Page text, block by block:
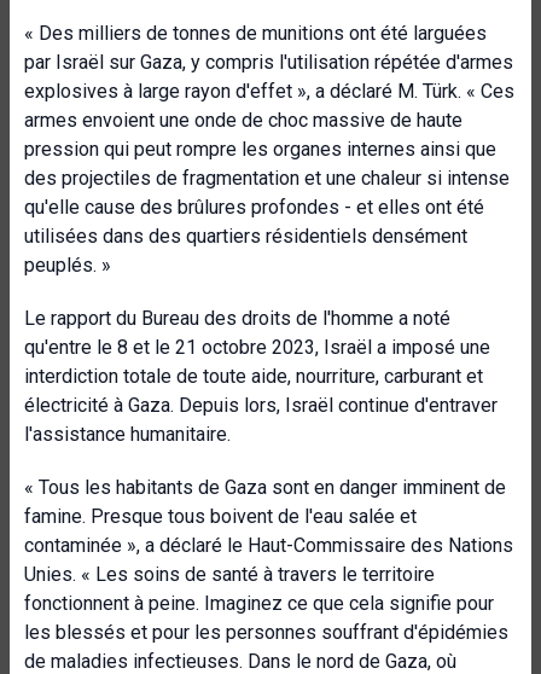
« Des milliers de tonnes de munitions ont été larguées
par Israël sur Gaza, y compris l'utilisation répétée d'armes
explosives à large rayon d'effet », a déclaré M. Türk. « Ces
armes envoient une onde de choc massive de haute
pression qui peut rompre les organes internes ainsi que
des projectiles de fragmentation et une chaleur si intense
qu'elle cause des brûlures profondes - et elles ont été
utilisées dans des quartiers résidentiels densément
peuplés. »
Le rapport du Bureau des droits de l'homme a noté
qu'entre le 8 et le 21 octobre 2023, Israël a imposé une
interdiction totale de toute aide, nourriture, carburant et
électricité à Gaza. Depuis lors, Israël continue d'entraver
l'assistance humanitaire.
« Tous les habitants de Gaza sont en danger imminent de
famine. Presque tous boivent de l'eau salée et
contaminée », a déclaré le Haut-Commissaire des Nations
Unies. « Les soins de santé à travers le territoire
fonctionnent à peine. Imaginez ce que cela signifie pour
les blessés et pour les personnes souffrant d'épidémies
de maladies infectieuses. Dans le nord de Gaza, où